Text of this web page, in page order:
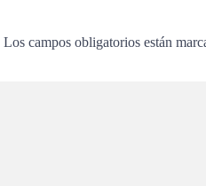
Los campos obligatorios están